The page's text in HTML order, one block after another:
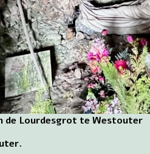
de Lourdesgrot te Westouter